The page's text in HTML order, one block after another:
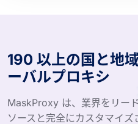
190 以上の国と地
ーバルプロキシ
MaskProxy は、業界をリー
ソースと完全にカスタマイ